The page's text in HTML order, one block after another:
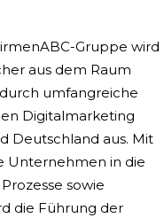
Gruppe wird
aus dem Raum
umfangreiche
Digitalmarketing
Deutschland aus. Mit
Unternehmen in die
sowie
die Führung der